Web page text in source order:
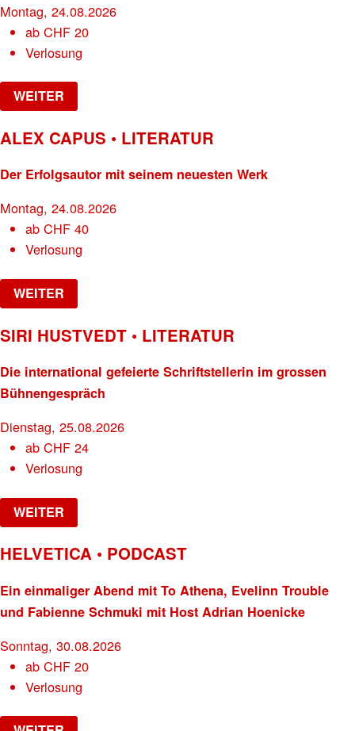
Montag, 24.08.2026
abCHF 20
Verlosung
WEITER
ALEX CAPUS • LITERATUR
Der Erfolgsautor mit seinem neuesten Werk
Montag, 24.08.2026
abCHF 40
Verlosung
WEITER
SIRI HUSTVEDT • LITERATUR
Die international gefeierte Schriftstellerin im grossen
Bühnengespräch
Dienstag, 25.08.2026
abCHF 24
Verlosung
WEITER
HELVETICA • PODCAST
Ein einmaliger Abend mit To Athena, Evelinn Trouble
und Fabienne Schmuki mit Host Adrian Hoenicke
Sonntag, 30.08.2026
abCHF 20
Verlosung